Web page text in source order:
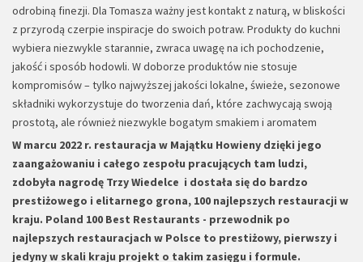
odrobiną finezji. Dla Tomasza ważny jest kontakt z naturą, w bliskości
z przyrodą czerpie inspiracje do swoich potraw. Produkty do kuchni
wybiera niezwykle starannie, zwraca uwagę na ich pochodzenie,
jakość i sposób hodowli. W doborze produktów nie stosuje
kompromisów – tylko najwyższej jakości lokalne, świeże, sezonowe
składniki wykorzystuje do tworzenia dań, które zachwycają swoją
prostotą, ale również niezwykle bogatym smakiem i aromatem
W marcu 2022 r. restauracja w Majątku Howieny dzięki jego
zaangażowaniu i całego zespołu pracujących tam ludzi,
zdobyła nagrodę Trzy Wiedelce i dostała się do bardzo
prestiżowego i elitarnego grona, 100 najlepszych restauracji w
kraju. Poland 100 Best Restaurants - przewodnik po
najlepszych restauracjach w Polsce to prestiżowy, pierwszy i
jedyny w skali kraju projekt o takim zasięgu i formule.